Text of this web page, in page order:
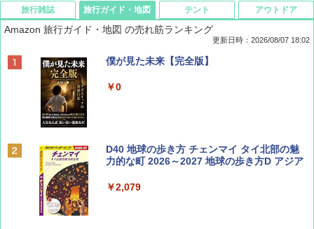
旅行雑誌
ディズニーファン ２０２６年 ９月号 [雑
BE-PAL(ビ-パル) 2026年 9 月号【特別付録:
SOTO ミニマル"旅"財布 ランダム2種】
￥1,500
旅行ガイド・地図
Amazon 旅行ガイド・地図 の売れ筋ランキング
更新日時：2026/08/07 18:02
僕が見た未来【完全版】
￥0
D40 地球の歩き方 チェンマイ タイ北部の魅
力的な町 2026～2027 地球の歩き方D アジア
￥2,079
テント アウトドア